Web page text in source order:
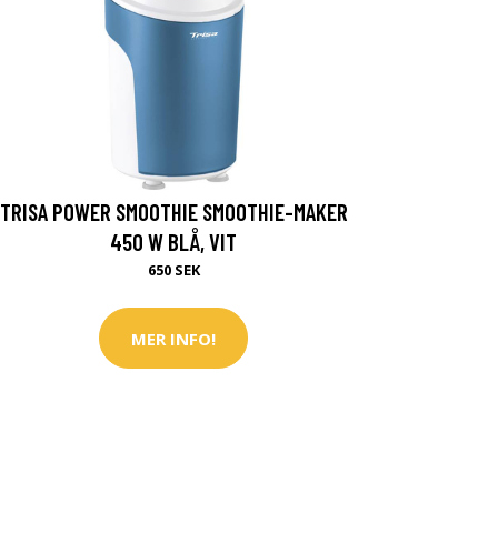
TRISA POWER SMOOTHIE SMOOTHIE-MAKER
450 W BLÅ, VIT
650 SEK
MER INFO!